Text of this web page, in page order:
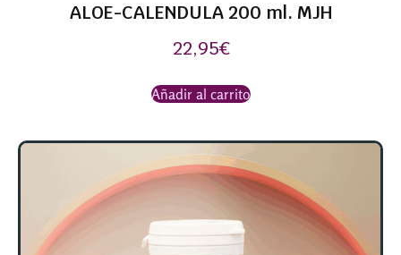
ALOE-CALENDULA 200 ml. MJH
22,95€
Añadir al carrito